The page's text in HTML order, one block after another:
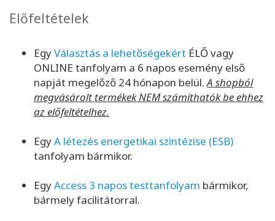
Előfeltételek
EgyVálasztás a lehetőségekért ÉLŐ vagy
ONLINE tanfolyam a 6 napos esemény első
napját megelőző 24 hónapon belül.A shopból
megvásárolt termékek NEM számíthatók be ehhez
az előfeltételhez.
EgyA létezés energetikai szintézise (ESB)
tanfolyam bármikor.
EgyAccess 3 napos testtanfolyam bármikor,
bármely facilitátorral.